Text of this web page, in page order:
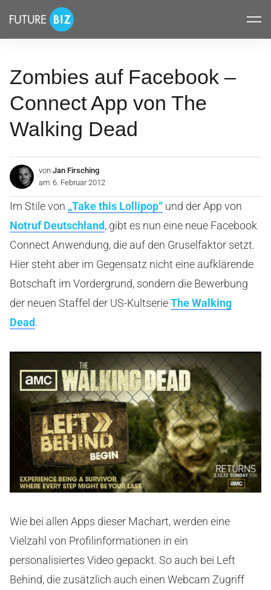
überspringen
FUTUREBIZ
Zombies auf Facebook –
Connect App von The
Walking Dead
von Jan Firsching
am 6. Februar 2012
Im Stile von „Take this Lollipop“ und der App von
Notruf Deutschland, gibt es nun eine neue Facebook
Connect Anwendung, die auf den Gruselfaktor setzt.
Hier steht aber im Gegensatz nicht eine aufklärende
Botschaft im Vordergrund, sondern die Bewerbung
der neuen Staffel der US-KultserieThe Walking
Dead.
Wie bei allen Apps dieser Machart, werden eine
Vielzahl von Profilinformationen in ein
personalisiertes Video gepackt. So auch bei Left
Behind, die zusätzlich auch einen Webcam Zugriff